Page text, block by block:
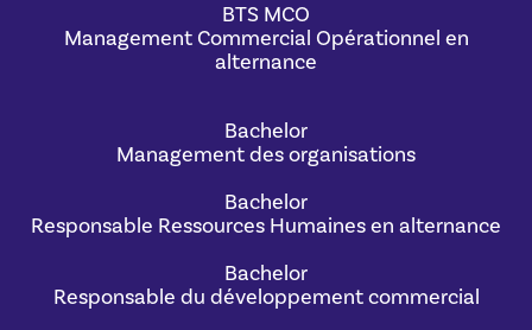
BTS MCO
Management Commercial Opérationnel en
alternance
Bachelor
Management des organisations
Bachelor
Responsable Ressources Humaines en alternance
Bachelor
Responsable du développement commercial